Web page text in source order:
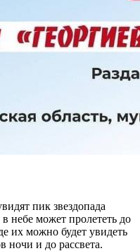
пик звездопада
небе может пролететь до
их можно будет увидеть
ночи и до рассвета.